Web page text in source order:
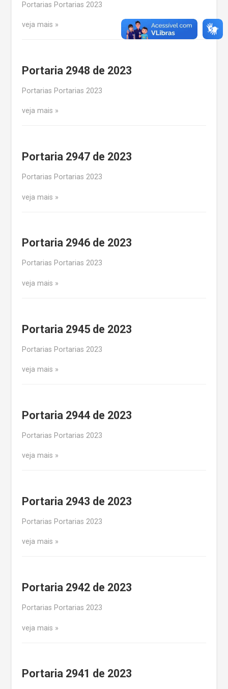
Portarias Portarias 2023
veja mais
Portaria 2948 de 2023
Portarias Portarias 2023
veja mais
Portaria 2947 de 2023
Portarias Portarias 2023
veja mais
Portaria 2946 de 2023
Portarias Portarias 2023
veja mais
Portaria 2945 de 2023
Portarias Portarias 2023
veja mais
Portaria 2944 de 2023
Portarias Portarias 2023
veja mais
Portaria 2943 de 2023
Portarias Portarias 2023
veja mais
Portaria 2942 de 2023
Portarias Portarias 2023
veja mais
Portaria 2941 de 2023